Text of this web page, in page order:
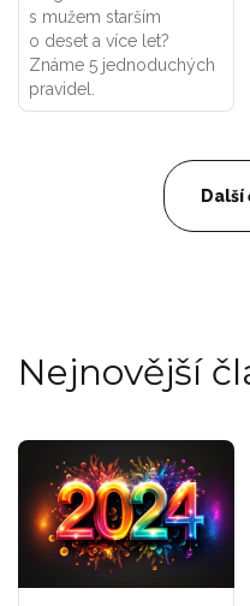
s mužem starším
o deset a více let?
Známe 5 jednoduchých
pravidel.
Další
Nejnovější